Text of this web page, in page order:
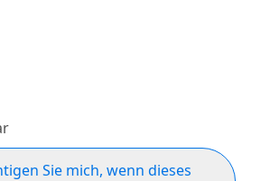
Sie mich, wenn dieses